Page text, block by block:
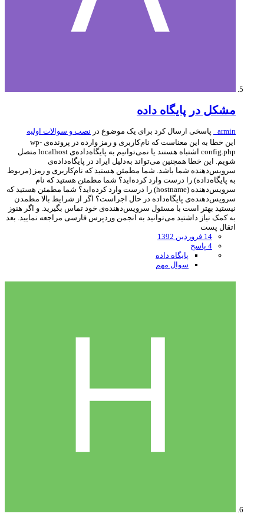
مشکل در پایگاه داده
armin_ پاسخی ارسال کرد برای یک موضوع در نصب و سوالات اولیه
این خطا به این معناست که نام‌کاربری و رمز وارده در پرونده‌ی wp-
config.php اشتباه هستند یا نمی‌توانیم به پایگاه‌داده‌ی localhost متصل
شویم. این خطا همچنین می‌تواند به‌دلیل ایراد در پایگاه‌داده‌ی
سرویس‌دهنده شما باشد. شما مطمئن هستید که نام‌کاربری و رمز (مربوط
به پایگاه‌داده) را درست وارد کرده‌اید؟ شما مطمئن هستید که نام
سرویس‌دهنده (hostname) را درست وارد کرده‌اید؟ شما مطمئن هستید که
سرویس‌دهنده‌ی پایگاه‌داده در حال اجراست؟ اگر از شرایط بالا مطمدن
نیستید بهتر است با مسئول سرویس‌دهنده‌ی خود تماس بگیرید. و اگر هنوز
به کمک نیاز داشتید می‌توانید به انجمن وردپرس فارسی مراجعه نمایید. بعد
اتقال پست
14 فروردین 1392
4 پاسخ
پایگاه داده
سوال مهم